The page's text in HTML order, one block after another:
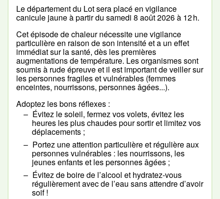
Le département du Lot sera placé en vigilance
canicule jaune à partir du samedi 8 août 2026 à 12 h.
Cet épisode de chaleur nécessite une vigilance
particulière en raison de son intensité et a un effet
immédiat sur la santé, dès les premières
augmentations de température. Les organismes sont
soumis à rude épreuve et il est important de veiller sur
les personnes fragiles et vulnérables (femmes
enceintes, nourrissons, personnes âgées...).
Adoptez les bons réflexes :
Évitez le soleil, fermez vos volets, évitez les
heures les plus chaudes pour sortir et limitez vos
déplacements ;
Portez une attention particulière et régulière aux
personnes vulnérables : les nourrissons, les
jeunes enfants et les personnes âgées ;
Évitez de boire de l’alcool et hydratez-vous
régulièrement avec de l’eau sans attendre d’avoir
soif !